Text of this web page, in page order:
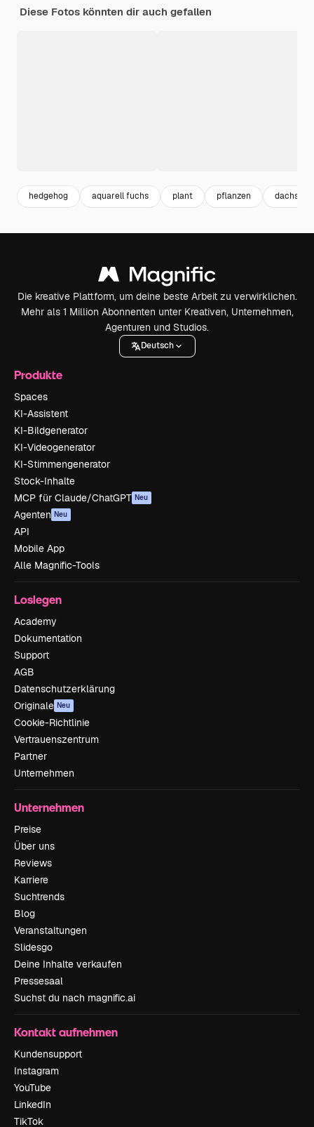
Diese Fotos könnten dir auch gefallen
hedgehog aquarell fuchs plant pflanzen dachs
Die kreative Plattform, um deine beste Arbeit zu verwirklichen.
Mehr als 1 Million Abonnenten unter Kreativen, Unternehmen,
Agenturen und Studios.
Deutsch
Produkte
Spaces
KI-Assistent
KI-Bildgenerator
KI-Videogenerator
KI-Stimmengenerator
Stock-Inhalte
MCP für Claude/ChatGPT Neu
Agenten Neu
API
Mobile App
Alle Magnific-Tools
Loslegen
Academy
Dokumentation
Support
AGB
Datenschutzerklärung
Originale Neu
Cookie-Richtlinie
Vertrauenszentrum
Partner
Unternehmen
Unternehmen
Preise
Über uns
Reviews
Karriere
Suchtrends
Blog
Veranstaltungen
Slidesgo
Deine Inhalte verkaufen
Pressesaal
Suchst du nach magnific.ai
Kontakt aufnehmen
Kundensupport
Instagram
YouTube
LinkedIn
TikTok